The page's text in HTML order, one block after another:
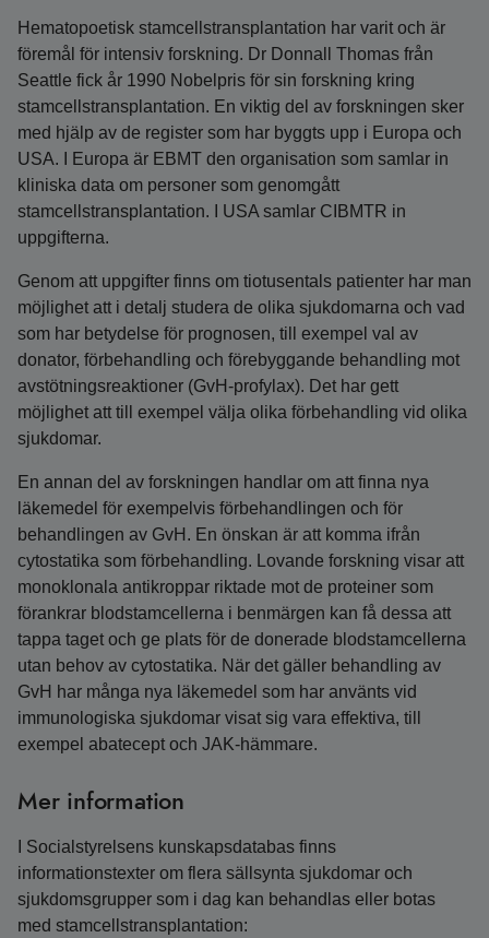
Hematopoetisk stamcellstransplantation har varit och är
föremål för intensiv forskning. Dr Donnall Thomas från
Seattle fick år 1990 Nobelpris för sin forskning kring
stamcells­transplantation. En viktig del av forskningen sker
med hjälp av de register som har byggts upp i Europa och
USA. I Europa är EBMT den organisation som samlar in
kliniska data om personer som genomgått
stamcellstransplantation. I USA samlar CIBMTR in
uppgifterna.
Genom att uppgifter finns om tiotusentals patienter har man
möjlighet att i detalj studera de olika sjukdomarna och vad
som har betydelse för prognosen, till exempel val av
donator, förbehandling och förebyggande behandling mot
avstötningsreaktioner (GvH-profylax). Det har gett
möjlighet att till exempel välja olika förbehandling vid olika
sjukdomar.
En annan del av forskningen handlar om att finna nya
läkemedel för exempelvis förbehandlingen och för
behandlingen av GvH. En önskan är att komma ifrån
cytostatika som förbehandling. Lovande forskning visar att
monoklonala antikroppar riktade mot de proteiner som
förankrar blodstamcellerna i benmärgen kan få dessa att
tappa taget och ge plats för de donerade blodstamcellerna
utan behov av cytostatika. När det gäller behandling av
GvH har många nya läkemedel som har använts vid
immunologiska sjukdomar visat sig vara effektiva, till
exempel abatecept och JAK-hämmare.
Mer information
I Socialstyrelsens kunskapsdatabas finns
informationstexter om flera sällsynta sjukdomar och
sjukdomsgrupper som i dag kan behandlas eller botas
med stamcellstransplantation: